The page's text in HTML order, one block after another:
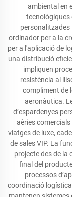
ambiental en
tecnològiques
ordinador per a la
per a l'aplicació de
una distribució
impliquen
resistència al
compliment de
aeronàutica.
d’espardenyes
aèries
viatges de luxe,
de sales VIP. La
projecte des de la
final del
processos
coordinació